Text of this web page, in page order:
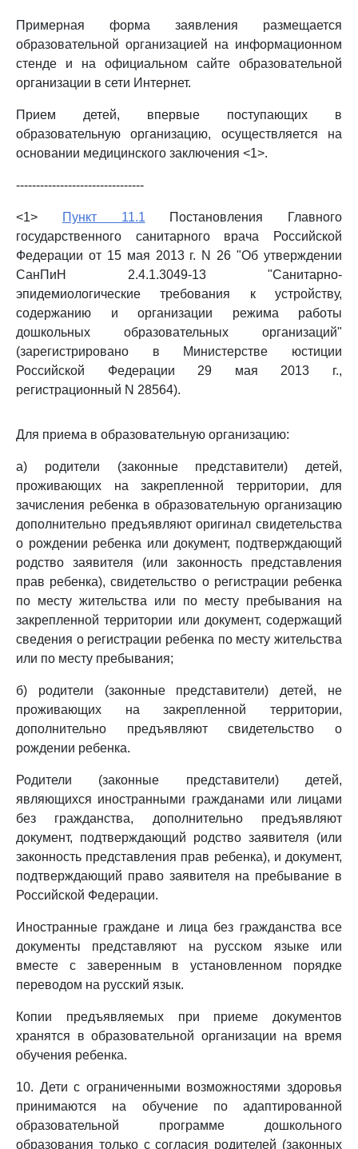
Примерная форма заявления размещается
образовательной организацией на информационном
стенде и на официальном сайте образовательной
организации в сети Интернет.
Прием детей, впервые поступающих в
образовательную организацию, осуществляется на
основании медицинского заключения <1>.
--------------------------------
<1> Пункт 11.1 Постановления Главного
государственного санитарного врача Российской
Федерации от 15 мая 2013 г. N 26 "Об утверждении
СанПиН 2.4.1.3049-13 "Санитарно-
эпидемиологические требования к устройству,
содержанию и организации режима работы
дошкольных образовательных организаций"
(зарегистрировано в Министерстве юстиции
Российской Федерации 29 мая 2013 г.,
регистрационный N 28564).
Для приема в образовательную организацию:
а) родители (законные представители) детей,
проживающих на закрепленной территории, для
зачисления ребенка в образовательную организацию
дополнительно предъявляют оригинал свидетельства
о рождении ребенка или документ, подтверждающий
родство заявителя (или законность представления
прав ребенка), свидетельство о регистрации ребенка
по месту жительства или по месту пребывания на
закрепленной территории или документ, содержащий
сведения о регистрации ребенка по месту жительства
или по месту пребывания;
б) родители (законные представители) детей, не
проживающих на закрепленной территории,
дополнительно предъявляют свидетельство о
рождении ребенка.
Родители (законные представители) детей,
являющихся иностранными гражданами или лицами
без гражданства, дополнительно предъявляют
документ, подтверждающий родство заявителя (или
законность представления прав ребенка), и документ,
подтверждающий право заявителя на пребывание в
Российской Федерации.
Иностранные граждане и лица без гражданства все
документы представляют на русском языке или
вместе с заверенным в установленном порядке
переводом на русский язык.
Копии предъявляемых при приеме документов
хранятся в образовательной организации на время
обучения ребенка.
10. Дети с ограниченными возможностями здоровья
принимаются на обучение по адаптированной
образовательной программе дошкольного
образования только с согласия родителей (законных